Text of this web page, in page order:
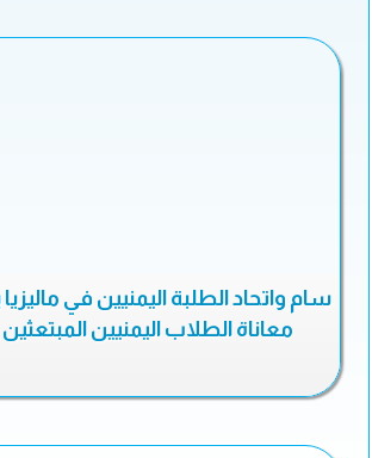
سام واتحاد الطلبة اليمنيين في ماليزيا
معاناة الطلاب اليمنيين